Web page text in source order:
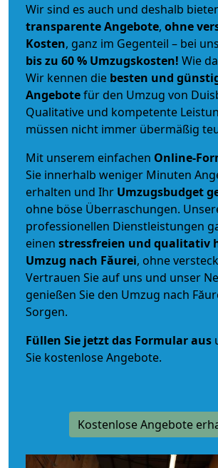
Wir sind es auch und deshalb
transparente Angebote, ohne
Kosten, ganz im Gegenteil – bei uns
bis zu 60 % Umzugskosten! Wie
Wir kennen die besten und
Angebotefür den Umzug von
Qualitative und kompetente
müssen nicht immer übermäßig
Mit unserem einfachen Online-
Sie innerhalb weniger Minuten
erhalten und Ihr Umzugsbudget
ohne böse Überraschungen.
professionellen Dienstleistungen
einen stressfreien und qualitativ
Umzug nach Făurei, ohne
Vertrauen Sie auf uns und unser
genießen Sie den Umzug nach
Sorgen.
Füllen Sie jetzt das Formular aus
Sie kostenlose Angebote.
Kostenlose Angebote